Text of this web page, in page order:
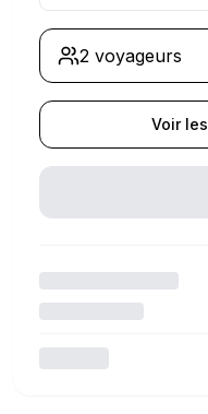
2 voyageurs
Voir